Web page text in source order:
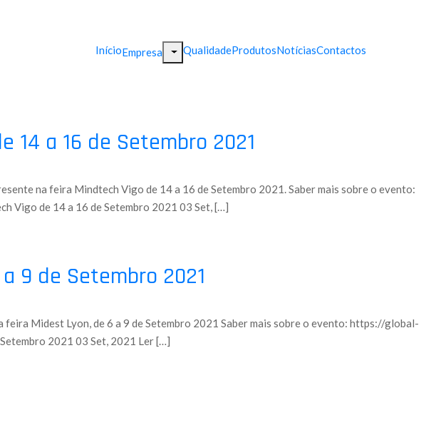
InícioEmpresa QualidadeProdutosNotíciasContactos
a 16 de Setembro 2021
na feira Mindtech Vigo de 14 a 16 de Setembro 2021. Saber mais sobre o evento:
Vigo de 14 a 16 de Setembro 2021 03 Set, […]
9 de Setembro 2021
Midest Lyon, de 6 a 9 de Setembro 2021 Saber mais sobre o evento: https://global-
2021 03 Set, 2021 Ler […]